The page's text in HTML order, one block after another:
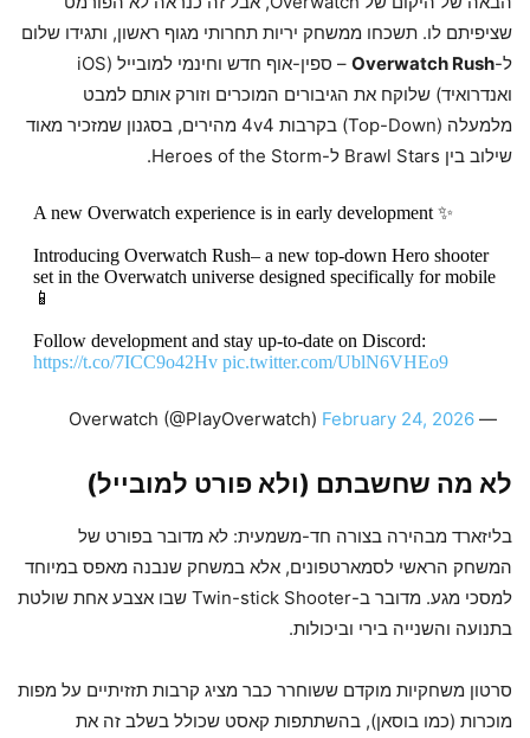
שציפיתם לו. תשכחו ממשחק יריות תחרותי מגוף ראשון, ותגידו שלום
ל-Overwatch Rush
– ספין-אוף חדש וחינמי למובייל (iOS
ואנדרואיד) שלוקח את הגיבורים המוכרים וזורק אותם למבט
מלמעלה (Top-Down) בקרבות 4v4 מהירים, בסגנון שמזכיר מאוד
שילוב בין Brawl Stars ל-Heroes of the Storm.
A new Overwatch experience is in early development ✨
Introducing Overwatch Rush– a new top-down Hero shooter
set in the Overwatch universe designed specifically for mobile
📱
Follow development and stay up-to-date on Discord:
https://t.co/7ICC9o42Hv pic.twitter.com/UblN6VHEo9
— Overwatch (@PlayOverwatch)
February 24, 2026
לא מה שחשבתם (ולא פורט למובייל)
בליזארד מבהירה בצורה חד-משמעית: לא מדובר בפורט של
המשחק הראשי לסמארטפונים, אלא במשחק שנבנה מאפס במיוחד
למסכי מגע. מדובר ב-Twin-stick Shooter שבו אצבע אחת שולטת
בתנועה והשנייה בירי וביכולות.
סרטון משחקיות מוקדם ששוחרר כבר מציג קרבות תזזיתיים על מפות
מוכרות (כמו בוסאן), בהשתתפות קאסט שכולל בשלב זה את